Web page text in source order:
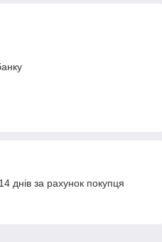
днів за рахунок покупця